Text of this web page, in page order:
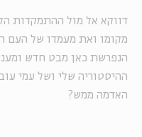
דווקא אל מול ההתמקדות
מקומו ואת מעמדו של העם
הנפרשת כאן מבט חדש
ההיסטוריה שלי ושל עמי
האדמה ממש?